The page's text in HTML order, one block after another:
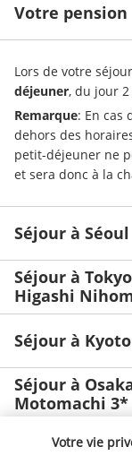
Votre pension
Lors de votre
déjeuner, du jour
Remarque: En cas
dehors des
petit-déjeuner ne
et sera donc à la
Séjour à
Séjour à
Higashi
Séjour à
Séjour à
Motomachi 3*
Votre vie